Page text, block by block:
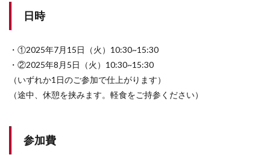
日時
・①2025年7月15日（火）10:30~15:30
・②2025年8月5日（火）10:30~15:30
（いずれか1日のご参加で仕上がります）
（途中、休憩を挟みます。軽食をご持参ください）
参加費